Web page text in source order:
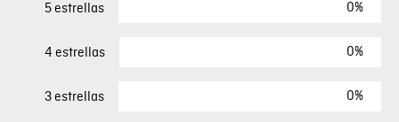
5 estrellas 0%
4 estrellas 0%
3 estrellas 0%